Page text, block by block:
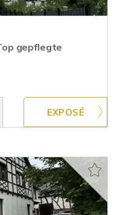
gepflegte